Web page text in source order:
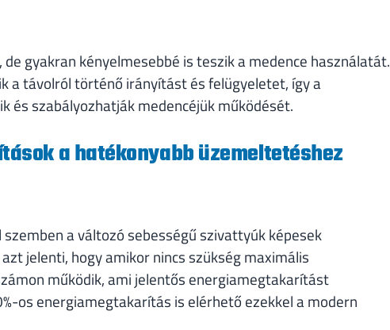
gyakran kényelmesebbé is teszik a medence használatát.
a távolról történő irányítást és felügyeletet, így a
és szabályozhatják medencéjük működését.
a hatékonyabb üzemeltetéshez
a változó sebességű szivattyúk képesek
jelenti, hogy amikor nincs szükség maximális
működik, ami jelentős energiamegtakarítást
os energiamegtakarítás is elérhető ezekkel a modern